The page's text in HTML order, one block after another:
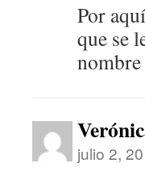
Por
que se
julio 2,